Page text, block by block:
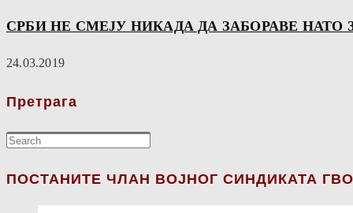
СРБИ НЕ СМЕЈУ НИКАДА ДА ЗАБОРАВЕ НАТО
24.03.2019
Претрага
ПОСТАНИТЕ ЧЛАН ВОЈНОГ СИНДИКАТА